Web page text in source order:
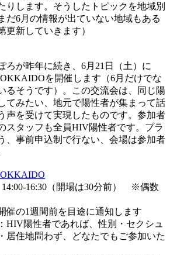
りします。そうしたトピックを地域別
だ6月の情報が出ていない地域もある
更新していきます）
が昨年に続き、6月21日（土）に
を開催します（6月だけでな
るそうです）。この交流会は、同じ陽
てみたい、地元で陽性者が集まって話
声を受けて実現したものです。参加者
スタッフも全員HIV陽性者です。プラ
、事前申込制で行ない、会場は参加者
14:00-16:30（開場は30分前） ※偶数
催の1週間前を目途に通知します
HIV陽性者であれば、性別・セクシュ
居住地問わず、どなたでもご参加いた